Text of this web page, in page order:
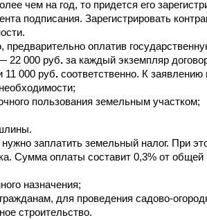
чем на год, то придется его
подписания. Зарегистрировать
предварительно оплатив
22 000 руб. за каждый экземпляр
11 000 руб. соответственно. К
пользования земельным участком;
заплатить земельный налог. При
Сумма оплаты составит 0,3% от
назначения;
для проведения садово-
строительство.